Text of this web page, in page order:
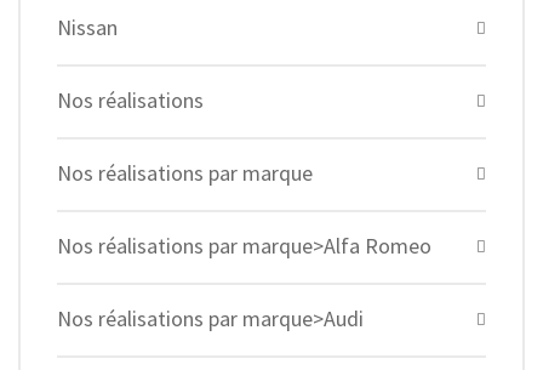
Nissan
Nos réalisations
Nos réalisations par marque
Nos réalisations par marque>Alfa Romeo
Nos réalisations par marque>Audi